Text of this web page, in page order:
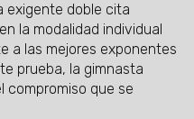
exigente doble cita
la modalidad individual
a las mejores exponentes
prueba, la gimnasta
compromiso que se